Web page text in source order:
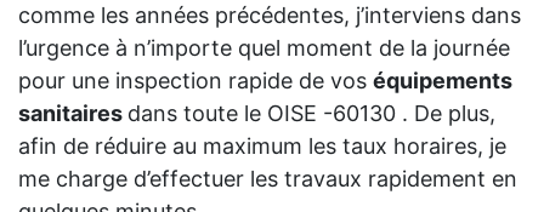
comme les années précédentes, j’interviens dans
l’urgence à n’importe quel moment de la journée
pour une inspection rapide de vos équipements
sanitaires dans toute le OISE -60130 . De plus,
afin de réduire au maximum les taux horaires, je
me charge d’effectuer les travaux rapidement en